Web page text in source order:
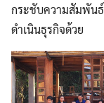
กระชับความสัมพันธ์
ดำเนินธุรกิจด้วย